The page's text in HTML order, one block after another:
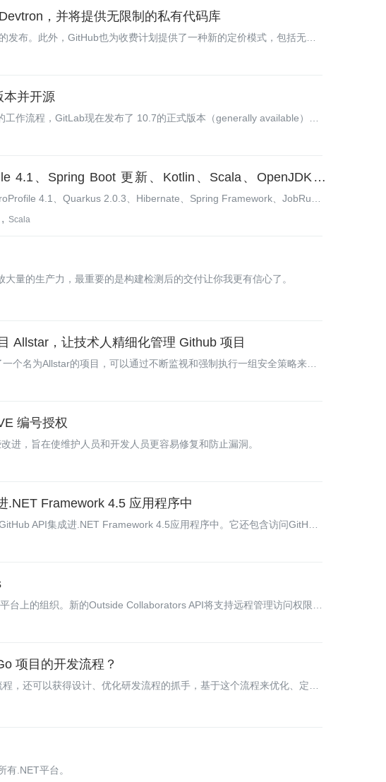
，并将提供无限制的私有代码库
布。此外，GitHub也为收费计划提供了一种新的定价模式，包括无限
本并开源
作流程，GitLab现在发布了 10.7的正式版本（generally available），
Go代码的安全性并提升与Kubernets集成的能力。
4.1、Spring Boot 更新、Kotlin、Scala、OpenJDK、
4.1、Quarkus 2.0.3、Hibernate、Spring Framework、JobRunr
、Kotlin 1.5.30-M1、Scala 3.0.1和Scala 3.0.2-M1的新特性。
Scala
量的生产力，最重要的是构建检测后的交付让你我更有信心了。
Allstar，让技术人精细化管理 Github 项目
个名为Allstar的项目，可以通过不断监视和强制执行一组安全策略来保
。
编号授权
进，旨在使维护人员和开发人员更容易修复和防止漏洞。
.NET Framework 4.5 应用程序中
API集成进.NET Framework 4.5应用程序中。它还包含访问GitHub
台上的组织。新的Outside Collaborators API将支持远程管理访问权限并
项目的开发流程？
，还可以获得设计、优化研发流程的抓手，基于这个流程来优化、定制
有.NET平台。